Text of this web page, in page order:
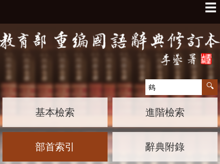
☰
基本檢索 進階檢索
部首索引 辭典附錄